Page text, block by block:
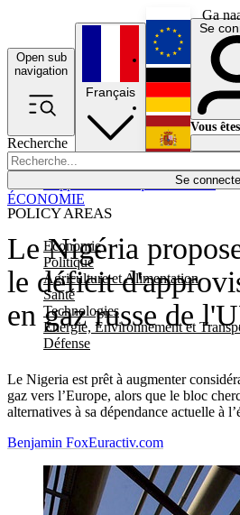
Ga
Open sub
navigation
Recherche
Se
POLICY AREAS
Economie
Politique
Agriculture et Alimentation
Santé
Technologies
Energie, Environnement et
Défense
Économie
Français
English
Deutsch
Español
Se
Vous
Le Nigéria
le déficit
en gaz russe de
Le Nigeria est prêt à augmenter
gaz vers l’Europe, alors que le bloc
alternatives à sa dépendance actuelle à
ÉCONOMIE
Benjamin FoxEuractiv.com